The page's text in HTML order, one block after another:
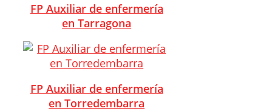
FP Auxiliar de enfermería
en Tarragona
FP Auxiliar de enfermería
en Torredembarra